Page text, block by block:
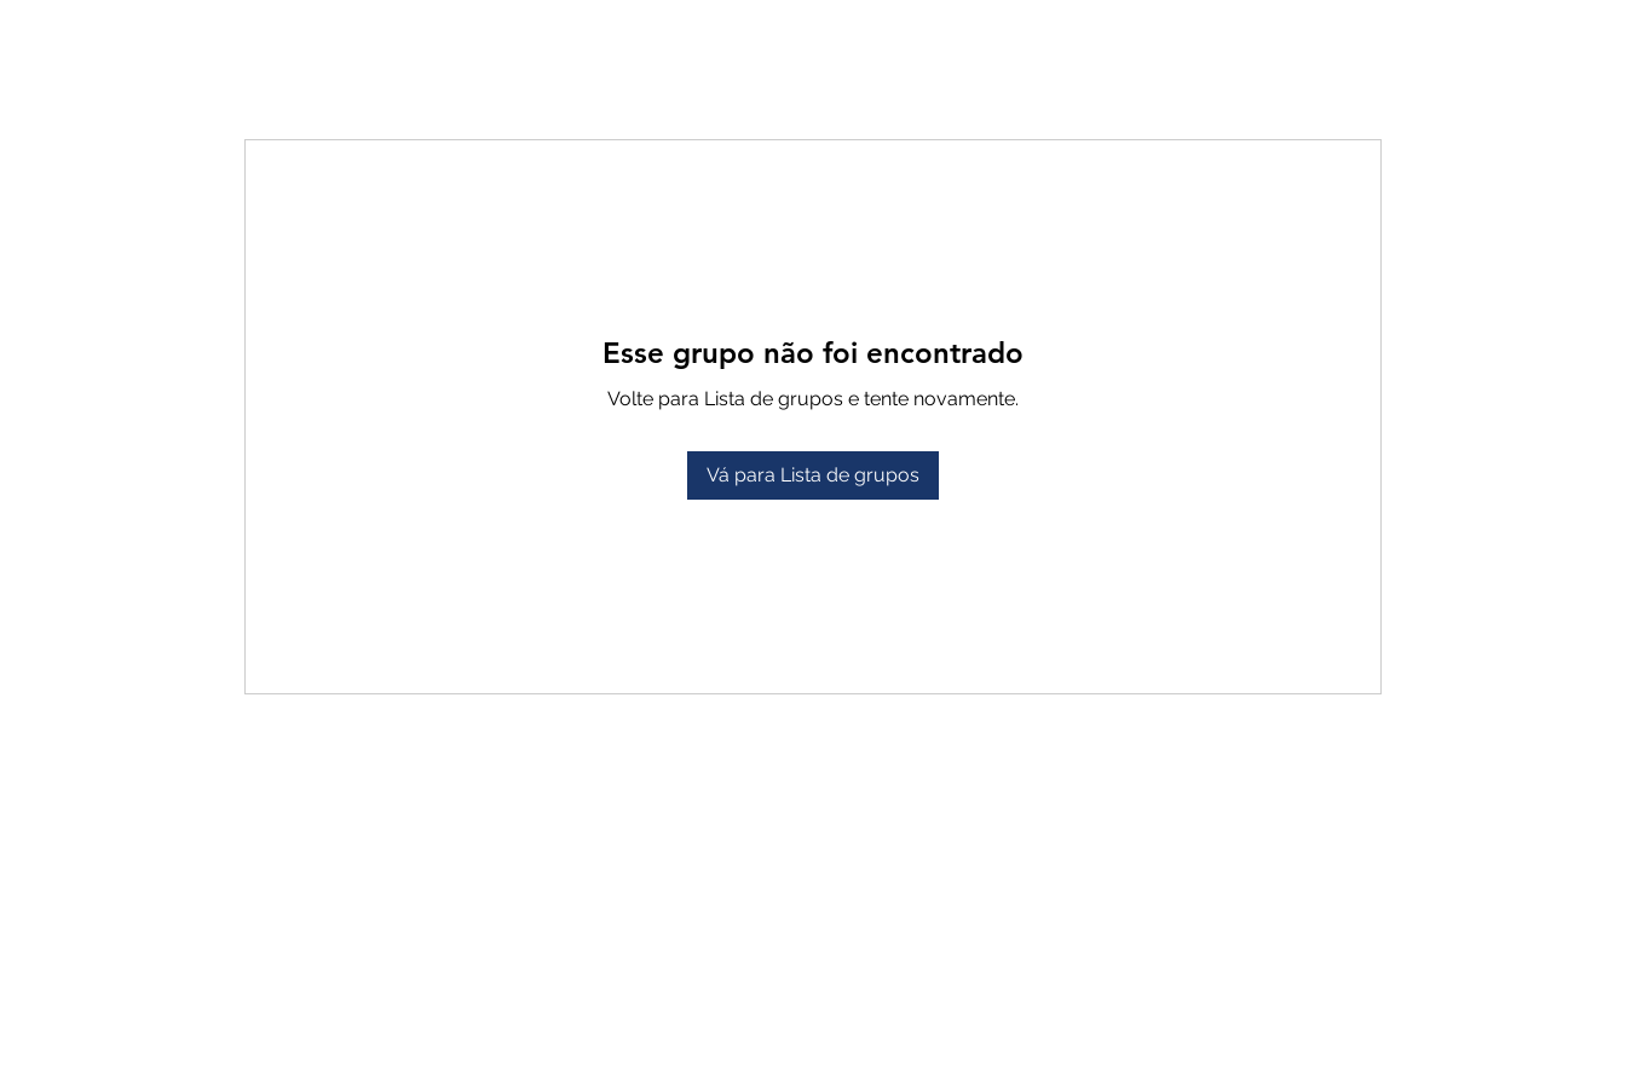
Esse grupo não foi encontrado
Volte para Lista de grupos e tente novamente.
Vá para Lista de grupos